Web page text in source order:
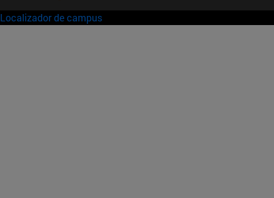
Localizador de campus